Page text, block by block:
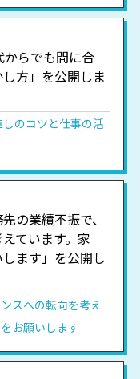
からでも間に合
方」を公開しま
のコツと仕事の活
の業績不振で、
ています。家
ます」を公開し
スへの転向を考え
お願いします